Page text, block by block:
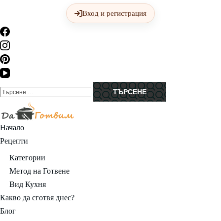
content
(Press
Enter)
Вход и регистрация
Да Готвим
Вкусни Домашни Рецепти
Начало
Рецепти
Категории
Метод на Готвене
Вид Кухня
Какво да сготвя днес?
Блог